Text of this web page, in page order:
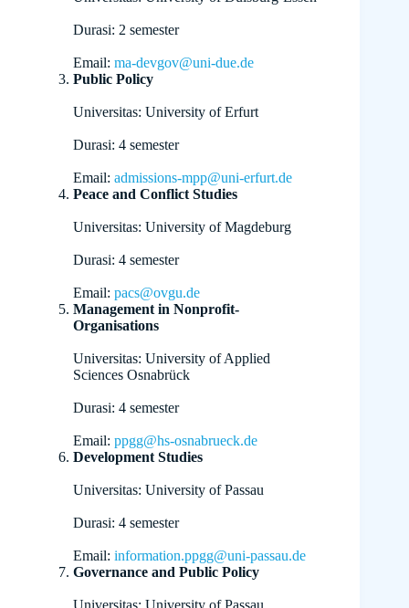
Durasi: 2 semester
Email: ma-devgov@uni-due.de
Public Policy
Universitas: University of Erfurt
Durasi: 4 semester
Email: admissions-mpp@uni-erfurt.de
Peace and Conflict Studies
Universitas: University of Magdeburg
Durasi: 4 semester
Email: pacs@ovgu.de
Management in Nonprofit-
Organisations
Universitas: University of Applied
Sciences Osnabrück
Durasi: 4 semester
Email: ppgg@hs-osnabrueck.de
Development Studies
Universitas: University of Passau
Durasi: 4 semester
Email: information.ppgg@uni-passau.de
Governance and Public Policy
Universitas: University of Passau